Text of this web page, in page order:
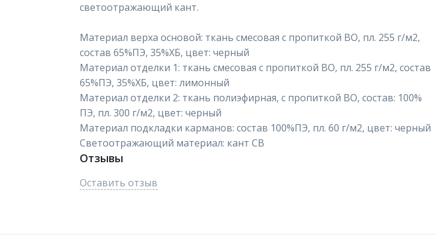
светоотражающий кант.
Материал верха основой: ткань смесовая с пропиткой ВО, пл. 255 г/м2,
состав 65%ПЭ, 35%ХБ, цвет: черный
Материал отделки 1: ткань смесовая с пропиткой ВО, пл. 255 г/м2, состав
65%ПЭ, 35%ХБ, цвет: лимонный
Материал отделки 2: ткань полиэфирная, с пропиткой ВО, состав: 100%
ПЭ, пл. 300 г/м2, цвет: черный
Материал подкладки карманов: состав 100%ПЭ, пл. 60 г/м2, цвет: черный
Светоотражающий материал: кант СВ
Отзывы
Оставить отзыв